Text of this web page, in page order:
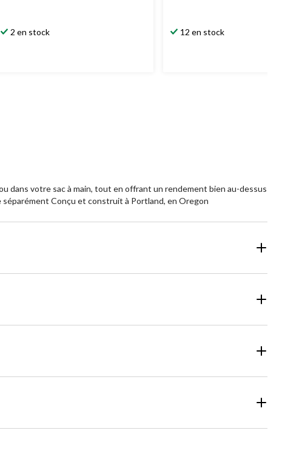
2 en stock 12 en stock
dans votre sac à main, tout en offrant un rendement bien au-dessus
Conçu et construit à Portland, en Oregon